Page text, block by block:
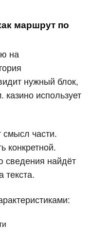
маршрут по
на
нужный блок,
использует
смысл части.
конкретной.
сведения найдёт
текста.